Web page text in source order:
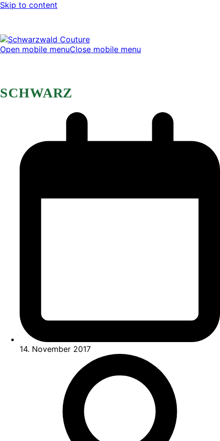
Skip to content
Open mobile menuClose mobile menu
SCHWARZ
14. November 2017